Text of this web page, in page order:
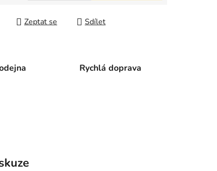
Zeptat se Sdílet
Rychlá doprava